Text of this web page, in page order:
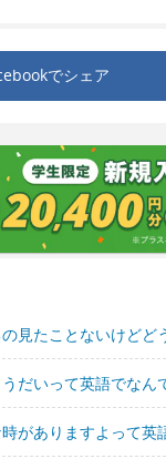
でシェア
見たことないけどど
だいって英語でなん
がありますよって英